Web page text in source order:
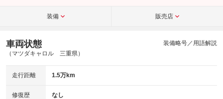
装備 販売店
車両状態
（マツダキャロル 三重県）
装備略号／用語解説
走行距離 1.5万km
修復歴 なし